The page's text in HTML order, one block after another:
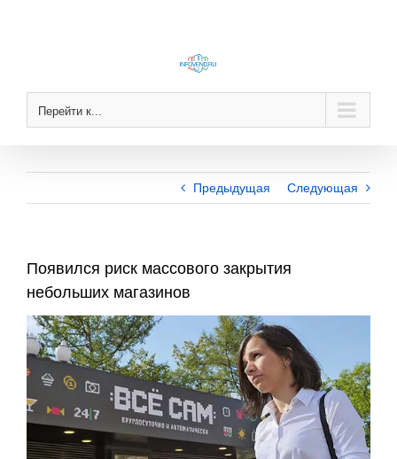
Перейти к...
Предыдущая Следующая
Появился риск массового закрытия
небольших магазинов
View
Larger
Image